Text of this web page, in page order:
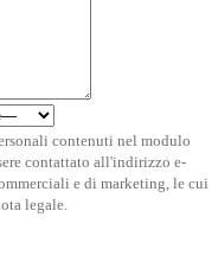
contenuti nel modulo
contattato all'indirizzo e-
e di marketing, le cui
legale.